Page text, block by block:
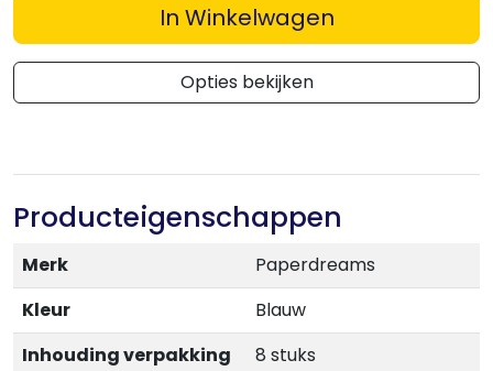
In Winkelwagen
Opties bekijken
Producteigenschappen
Merk
Paperdreams
Kleur
Blauw
Inhouding verpakking
8 stuks